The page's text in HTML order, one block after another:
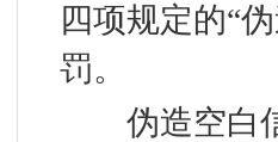
四项规定的“
罚。
伪造空白信